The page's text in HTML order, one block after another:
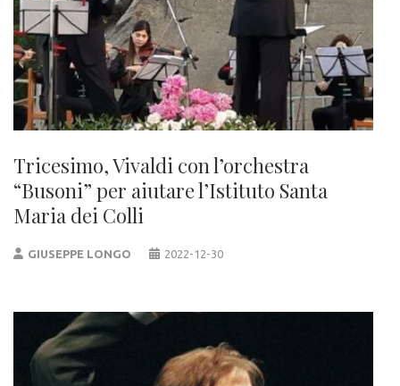
Tricesimo, Vivaldi con l’orchestra
“Busoni” per aiutare l’Istituto Santa
Maria dei Colli
GIUSEPPE LONGO 2022-12-30